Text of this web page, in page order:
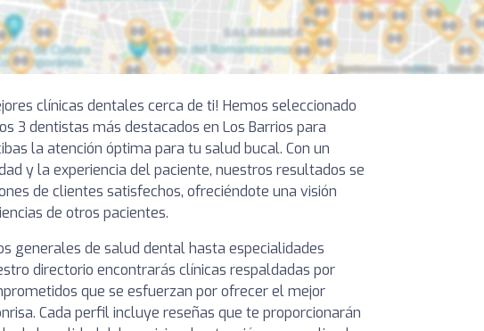
clínicas dentales cerca de ti! Hemos seleccionado
3 dentistas más destacados en Los Barrios para
la atención óptima para tu salud bucal. Con un
y la experiencia del paciente, nuestros resultados se
de clientes satisfechos, ofreciéndote una visión
de otros pacientes.
generales de salud dental hasta especialidades
directorio encontrarás clínicas respaldadas por
que se esfuerzan por ofrecer el mejor
Cada perfil incluye reseñas que te proporcionarán